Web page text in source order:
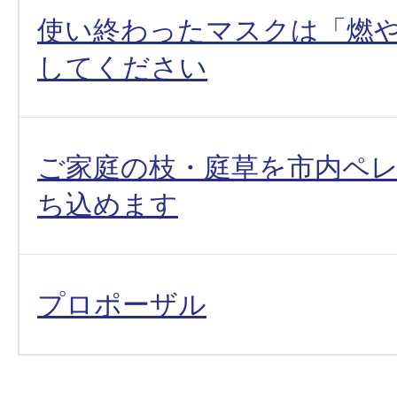
使い終わったマスクは「燃
してください
ご家庭の枝・庭草を市内ペ
ち込めます
プロポーザル